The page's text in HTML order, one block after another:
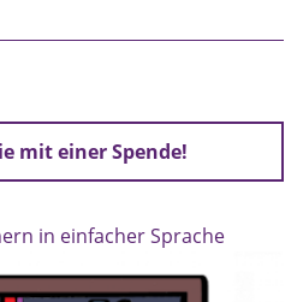
mit einer Spende!
in einfacher Sprache